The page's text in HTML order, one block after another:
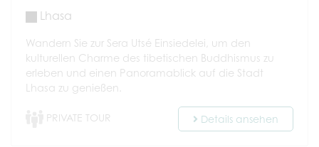
Lhasa
Wandern Sie zur Sera Utsé Einsiedelei, um den
kulturellen Charme des tibetischen Buddhismus zu
erleben und einen Panoramablick auf die Stadt
Lhasa zu genießen.
PRIVATE TOUR Details ansehen